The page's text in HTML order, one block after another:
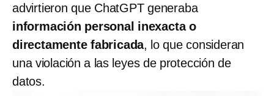
advirtieron que ChatGPT generaba
información personal inexacta o
directamente fabricada, lo que consideran
una violación a las leyes de protección de
datos.